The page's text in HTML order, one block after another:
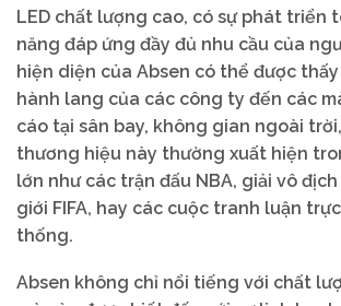
LED chất lượng cao, có sự phát triển
năng đáp ứng đầy đủ nhu cầu của
hiện diện của Absen có thể được
hành lang của các công ty đến các
cáo tại sân bay, không gian ngoài
thương hiệu này thường xuất hiện
lớn như các trận đấu NBA, giải vô
giới FIFA, hay các cuộc tranh luận
thống.
Absen không chỉ nổi tiếng với chất